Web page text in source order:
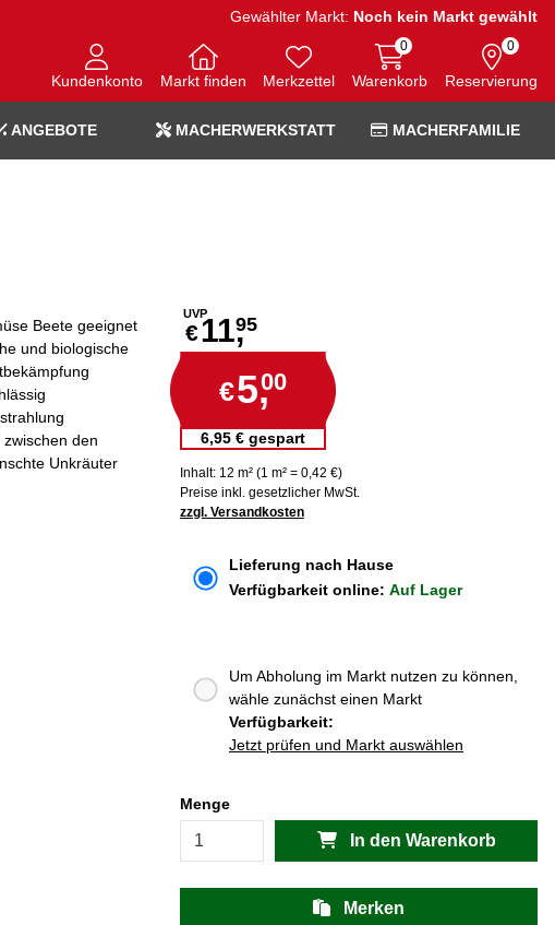
Gewählter Markt: Noch kein Markt gewählt
Kundenkonto Markt finden Merkzettel Warenkorb
0
Reservierung
0
ANGEBOTE MACHERWERKSTATT MACHERFAMILIE
UVP
€11,95
€5,00
6,95 € gespart
Inhalt: 12 m² (1 m² = 0,42 €)
Preise inkl. gesetzlicher MwSt.
zzgl. Versandkosten
Beete geeignet
und biologische
den
Unkräuter
Lieferung nach Hause
Verfügbarkeit online: Auf Lager
Um Abholung im Markt nutzen zu können,
wähle zunächst einen Markt
Verfügbarkeit:
Jetzt prüfen und Markt auswählen
Menge
In den Warenkorb
Merken